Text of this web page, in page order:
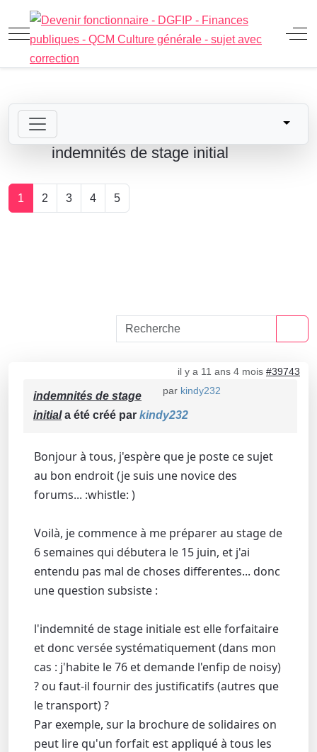
Mobile Menu Toggle Off-
indemnités de stage initial
1 2 3 4 5
il y a 11 ans 4 mois #39743
par kindy232
indemnités de stage
initiala été créé par kindy232
Bonjour à tous, j'espère que je poste ce sujet
au bon endroit (je suis une novice des
forums... :whistle: )
Voilà, je commence à me préparer au stage de
6 semaines qui débutera le 15 juin, et j'ai
entendu pas mal de choses differentes... donc
une question subsiste :
l'indemnité de stage initiale est elle forfaitaire
et donc versée systématiquement (dans mon
cas : j'habite le 76 et demande l'enfip de noisy)
? ou faut-il fournir des justificatifs (autres que
le transport) ?
Par exemple, sur la brochure de solidaires on
peut lire qu'un forfait est appliqué à tous les